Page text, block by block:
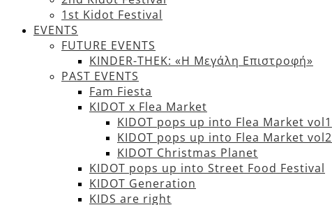
1st Kidot Festival
EVENTS
FUTURE EVENTS
KINDER-THEK: «Η Μεγάλη Επιστροφή»
PAST EVENTS
Fam Fiesta
KIDOT x Flea Market
KIDOT pops up into Flea Market vol1
KIDOT pops up into Flea Market vol2
KIDOT Christmas Planet
KIDOT pops up into Street Food Festival
KIDOT Generation
KIDS are right